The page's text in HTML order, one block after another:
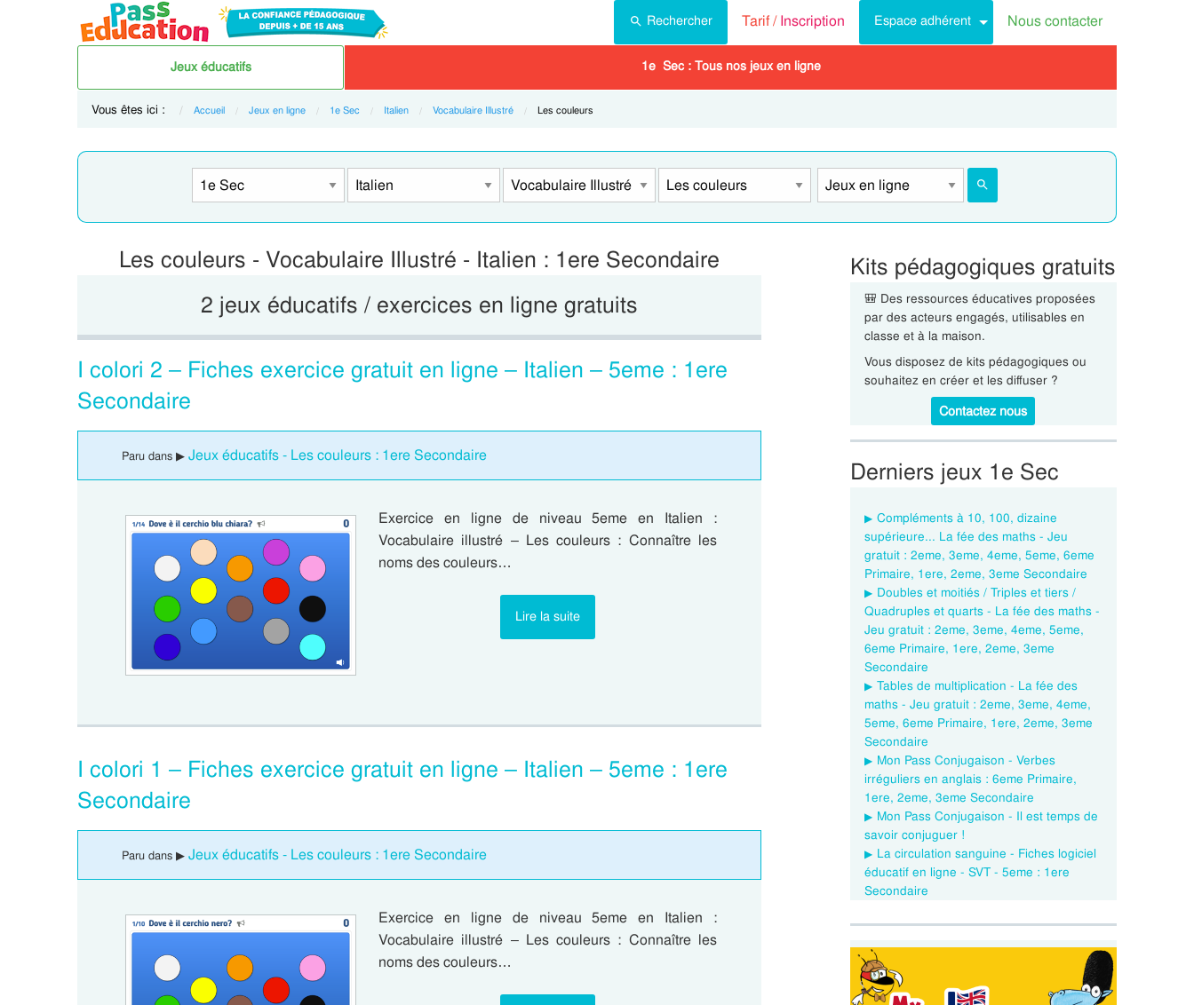
Rechercher Tarif /Inscription Espace adhérent Nous contacter
Jeux éducatifs 1e Sec : Tous nos jeux en ligne
Vous êtes ici : Accueil Jeux en ligne 1e Sec Italien Vocabulaire Illustré Current:
Les couleurs
Les couleurs - Vocabulaire Illustré - Italien : 1ere Secondaire
2 jeux éducatifs / exercices en ligne gratuits
I colori 2 – Fiches exercice gratuit en ligne – Italien – 5eme : 1ere
Secondaire
Paru dans ▶ Jeux éducatifs - Les couleurs : 1ere Secondaire
Exercice en ligne de niveau 5eme en Italien :
Vocabulaire illustré – Les couleurs : Connaître les
noms des couleurs…
Lire la suite
I colori 1 – Fiches exercice gratuit en ligne – Italien – 5eme : 1ere
Secondaire
Paru dans ▶ Jeux éducatifs - Les couleurs : 1ere Secondaire
Exercice en ligne de niveau 5eme en Italien :
Vocabulaire illustré – Les couleurs : Connaître les
noms des couleurs…
Kits pédagogiques gratuits
🎒 Des ressources éducatives proposées
par des acteurs engagés, utilisables en
classe et à la maison.
Vous disposez de kits pédagogiques ou
souhaitez en créer et les diffuser ?
Contactez nous
Derniers jeux 1e Sec
Compléments à 10, 100, dizaine
supérieure... La fée des maths - Jeu
gratuit : 2eme, 3eme, 4eme, 5eme, 6eme
Primaire, 1ere, 2eme, 3eme Secondaire
Doubles et moitiés / Triples et tiers /
Quadruples et quarts - La fée des maths -
Jeu gratuit : 2eme, 3eme, 4eme, 5eme,
6eme Primaire, 1ere, 2eme, 3eme
Secondaire
Tables de multiplication - La fée des
maths - Jeu gratuit : 2eme, 3eme, 4eme,
5eme, 6eme Primaire, 1ere, 2eme, 3eme
Secondaire
Mon Pass Conjugaison - Verbes
irréguliers en anglais : 6eme Primaire,
1ere, 2eme, 3eme Secondaire
Mon Pass Conjugaison - Il est temps de
savoir conjuguer !
La circulation sanguine - Fiches logiciel
éducatif en ligne - SVT - 5eme : 1ere
Secondaire